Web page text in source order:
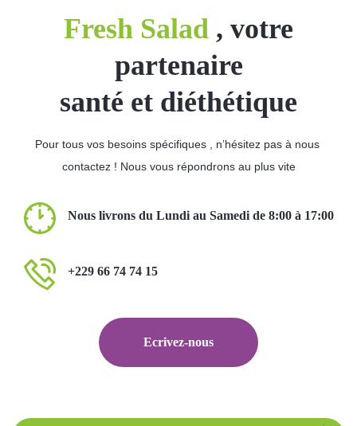
Fresh Salad , votre
partenaire
santé et diéthétique
Pour tous vos besoins spécifiques , n’hésitez pas à nous
contactez ! Nous vous répondrons au plus vite
Nous livrons du Lundi au Samedi de 8:00 à 17:00
+229 66 74 74 15
Ecrivez-nous